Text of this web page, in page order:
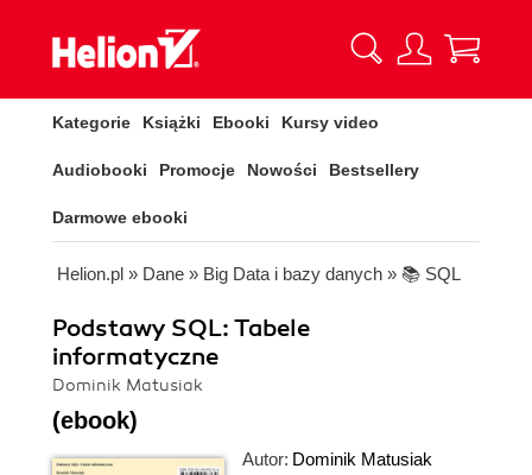
Kategorie Książki Ebooki Kursy video
Audiobooki Promocje Nowości Bestsellery
Darmowe ebooki
Helion.pl » Dane » Big Data i bazy danych » 📚 SQL
Podstawy SQL: Tabele
informatyczne
Dominik Matusiak
(ebook)
Autor: Dominik Matusiak